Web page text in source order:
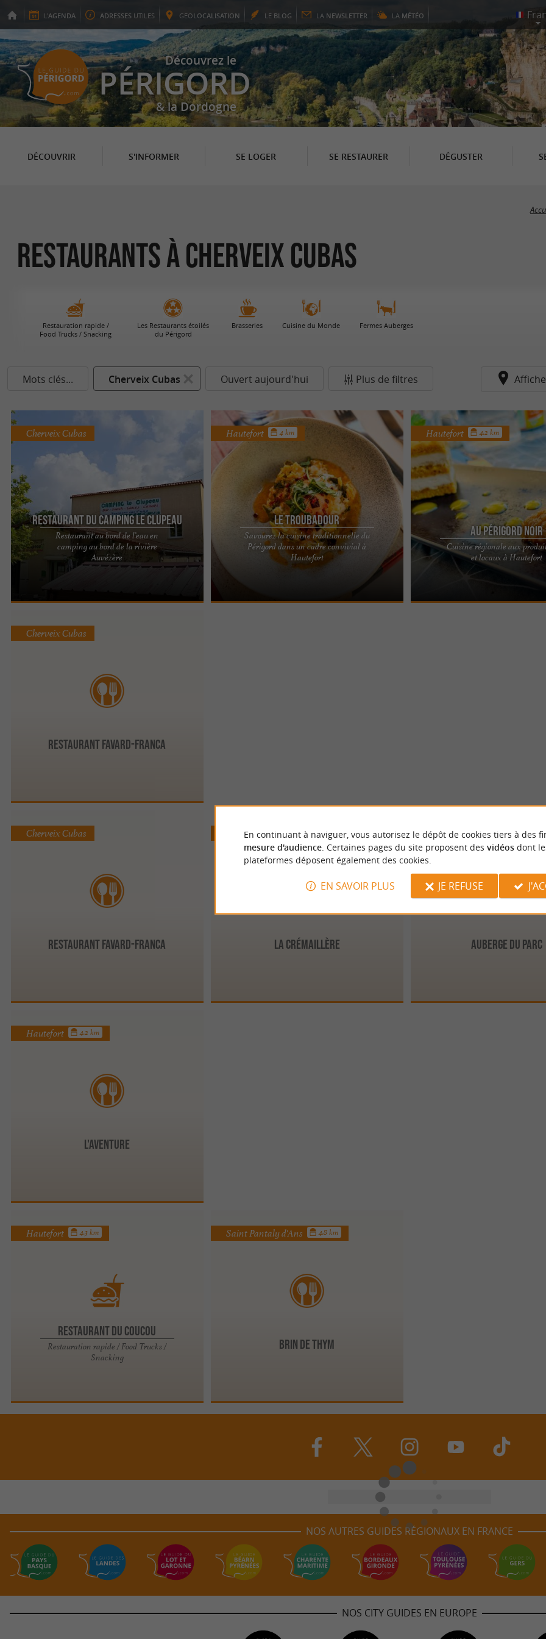
L'AGENDA ADRESSES UTILES GEOLOCALISATION LE BLOG LA NEWSLETTER LA MÉTÉO
Découvrez le
PÉRIGORD
& la Dordogne
DÉCOUVRIR S'INFORMER SE LOGER SE RESTAURER DÉGUSTER
Restaurants à Cherveix Cubas
Restauration rapide /
Food Trucks / Snacking
Les Restaurants étoilés
du Périgord
Brasseries Cuisine du Monde Fermes Auberges
Mots clés... Cherveix Cubas Ouvert aujourd'hui Plus de filtres
Restaurant du camping le Clupeau
Restaurant au bord de l’eau en
camping au bord de la rivière
Auvézère
Cherveix Cubas
CAMPING LE CLUPEAU À CHERVEIX-CUBAS
Séjournez au Camping Le Clupeau à Cherveix-
Le Troubadour
Savourez la cuisine traditionnelle du
Périgord dans un cadre convivial à
Hautefort
Hautefort 4 km
Le Troubadour – Restaurant semi-gastronomique
à Hautefort Situé au pied du Château de
Hautefort, au cœur du ...
Au Périgord Noir
Cuisine régionale aux
et locaux à Hautefort
Hautefort 4.2 km
Une véritable expérience culinaire à
restaurant de l’Hôtel 2* Au Périgord
Restaurant Favard-Franca
Cherveix Cubas
Restaurant Favard-Franca
Cherveix Cubas
La Crémaillère
Anlhiac 3.7 km
Auberge du Parc
Hautefort 4 km
L'Aventure
Hautefort 4.2 km
Restaurant du Coucou
Restauration rapide / Food Trucks /
Snacking
Hautefort 4.3 km
Brin de Thym
Saint Pantaly d'Ans 4.8 km
NOS AUTRES GUIDES RÉGIONAUX EN FRANCE
NOS CITY GUIDES EN EUROPE
En continuant à naviguer, vous autorisez le dépôt de cookies tiers à des
mesure d'audience. Certaines pages du site proposent des vidéosdont
plateformes déposent également des cookies.
EN SAVOIR PLUS JE REFUSE